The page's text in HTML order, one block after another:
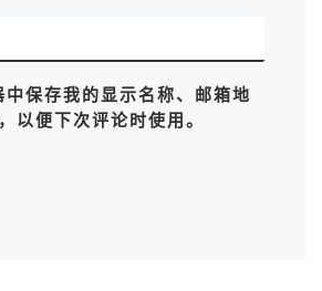
中保存我的显示名称、邮箱地
以便下次评论时使用。